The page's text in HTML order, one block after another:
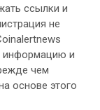
ссылки и
не
информацию и
чем
основе этого